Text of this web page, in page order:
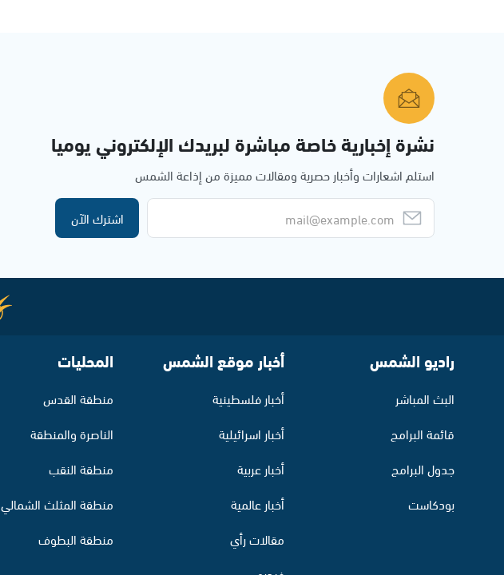
نشرة إخبارية خاصة مباشرة لبريدك الإلكتروني يوميا
استلم اشعارات وأخبار حصرية ومقالات مميزة من إذاعة الشمس
اشترك الآن
راديو الشمس
البث المباشر
قائمة البرامج
جدول البرامج
بودكاست
أخبار موقع الشمس
أخبار فلسطينية
أخبار اسرائيلية
أخبار عربية
أخبار عالمية
مقالات رأي
المحليات
منطقة القدس
الناصرة والمنطقة
منطقة النقب
منطقة المثلث الشمالي
منطقة البطوف